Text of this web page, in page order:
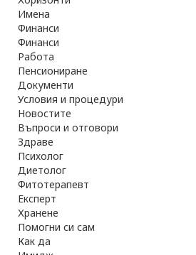
Имена
Финанси
Финанси
Работа
Пенсиониране
Документи
Условия и процедури
Новостите
Въпроси и отговори
Здраве
Психолог
Диетолог
Фитотерапевт
Експерт
Хранене
Помогни си сам
Как да